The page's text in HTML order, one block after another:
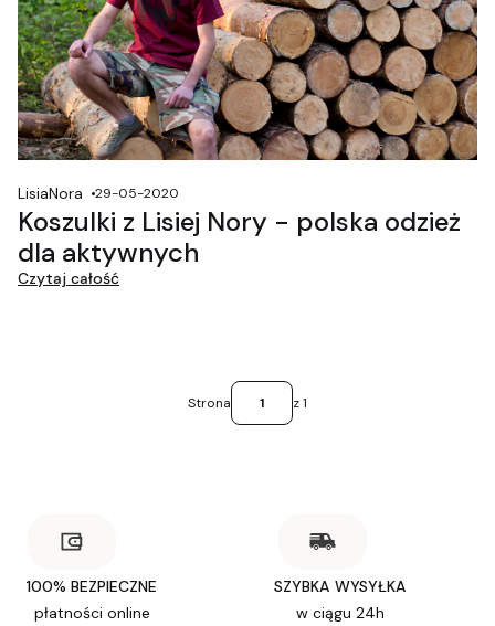
LisiaNora 29-05-2020
Koszulki z Lisiej Nory - polska odzież
dla aktywnych
Czytaj całość
Strona z 1
100% BEZPIECZNE
płatności online
SZYBKA WYSYŁKA
w ciągu 24h